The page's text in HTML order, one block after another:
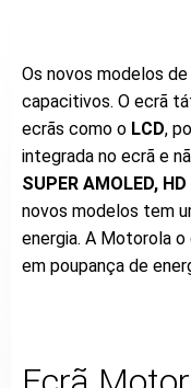
Os novos modelos
capacitivos. O ecrã
ecrãs como o LCD,
integrada no ecrã e
SUPER AMOLED,
novos modelos tem
energia. A Motorola
em poupança de